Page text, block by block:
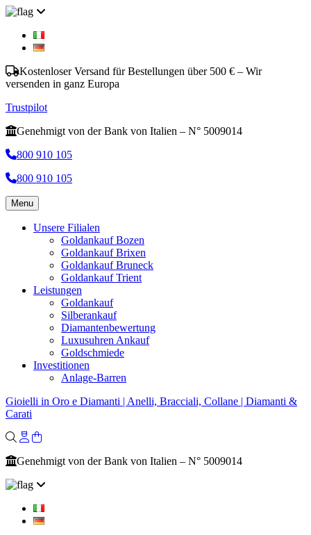
Kostenloser Versand für Bestellungen über 500 € – Wir
versenden in ganz Europa
Trustpilot
Genehmigt von der Bank von Italien – N° 5009014
800 910 105
800 910 105
Menu
Unsere Filialen
Goldankauf Bozen
Goldankauf Brixen
Goldankauf Bruneck
Goldankauf Trient
Leistungen
Goldankauf
Silberankauf
Diamantenbewertung
Luxusuhren Ankauf
Goldschmiede
Investitionen
Anlage-Barren
Gioielli in Oro e Diamanti | Anelli, Bracciali, Collane | Diamanti &
Carati
Genehmigt von der Bank von Italien – N° 5009014